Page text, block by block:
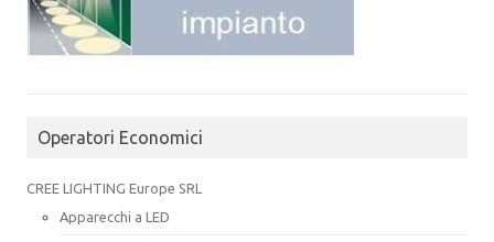
Operatori Economici
CREE LIGHTING Europe SRL
Apparecchi a LED